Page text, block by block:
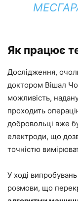
Як працює
Дослідження,
доктором Вішал
можливість,
проходить
добровольці вже
електроди, що
точністю
У ході
розмови, що